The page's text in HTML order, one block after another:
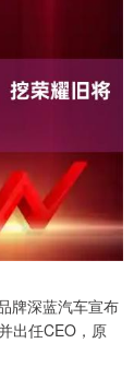
牌深蓝汽车宣布
出任CEO，原